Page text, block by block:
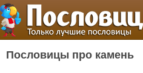
Пословицы про камень